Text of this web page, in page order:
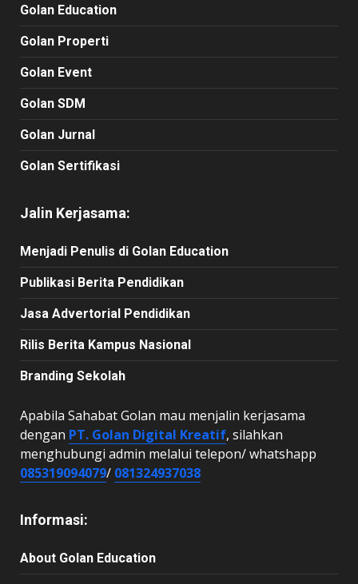
Golan Education
Golan Properti
Golan Event
Golan SDM
Golan Jurnal
Golan Sertifikasi
Jalin Kerjasama:
Menjadi Penulis di Golan Education
Publikasi Berita Pendidikan
Jasa Advertorial Pendidikan
Rilis Berita Kampus Nasional
Branding Sekolah
Apabila Sahabat Golan mau menjalin kerjasama
dengan PT. Golan Digital Kreatif, silahkan
menghubungi admin melalui telepon/ whatshapp
085319094079/ 081324937038
Informasi:
About Golan Education